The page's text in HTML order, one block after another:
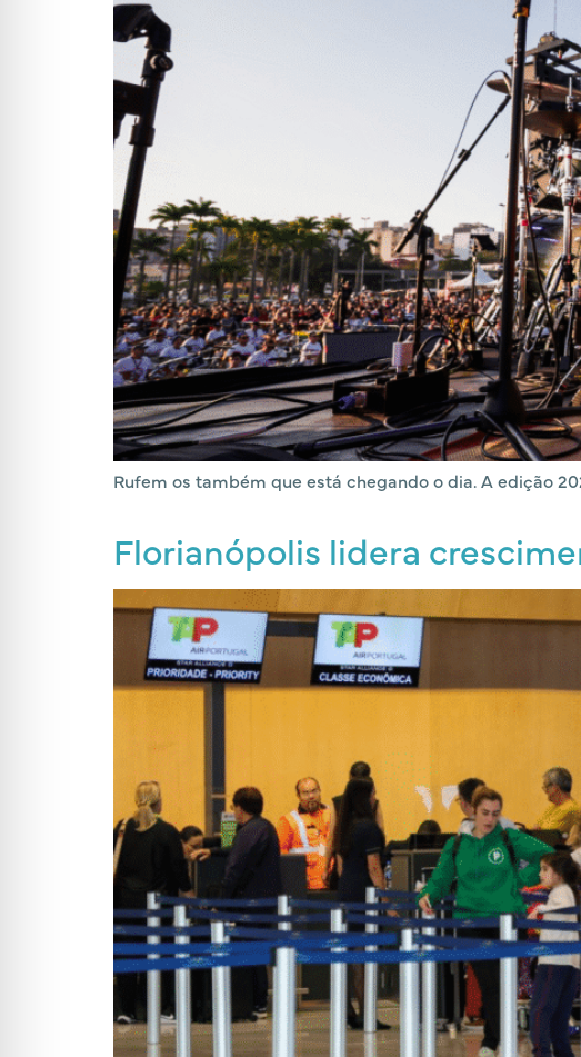
Rufem os também que está chegando o dia. A edição
Florianópolis lidera